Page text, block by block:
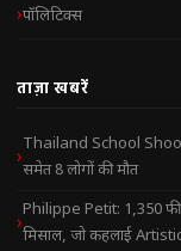
पॉलिटिक्स
ताज़ा खबरें
Thailand School
समेत 8 लोगों की मौत
Philippe Petit: 1,350
मिसाल, जो कहलाई